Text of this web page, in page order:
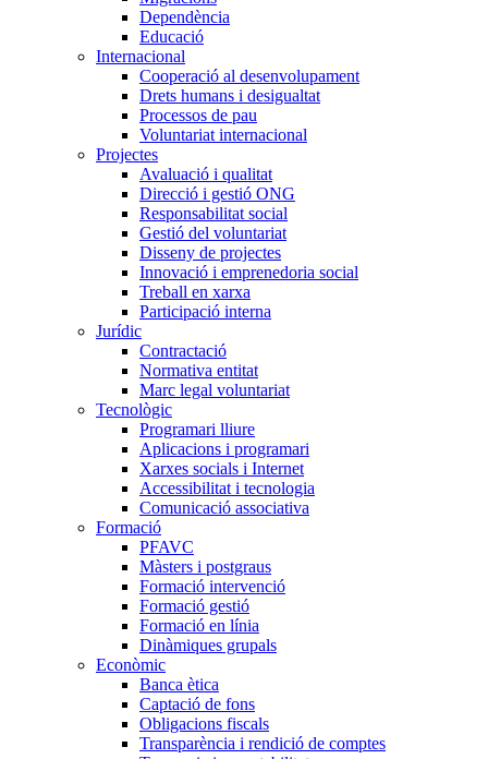
Dependència
Educació
Internacional
Cooperació al desenvolupament
Drets humans i desigualtat
Processos de pau
Voluntariat internacional
Projectes
Avaluació i qualitat
Direcció i gestió ONG
Responsabilitat social
Gestió del voluntariat
Disseny de projectes
Innovació i emprenedoria social
Treball en xarxa
Participació interna
Jurídic
Contractació
Normativa entitat
Marc legal voluntariat
Tecnològic
Programari lliure
Aplicacions i programari
Xarxes socials i Internet
Accessibilitat i tecnologia
Comunicació associativa
Formació
PFAVC
Màsters i postgraus
Formació intervenció
Formació gestió
Formació en línia
Dinàmiques grupals
Econòmic
Banca ètica
Captació de fons
Obligacions fiscals
Transparència i rendició de comptes